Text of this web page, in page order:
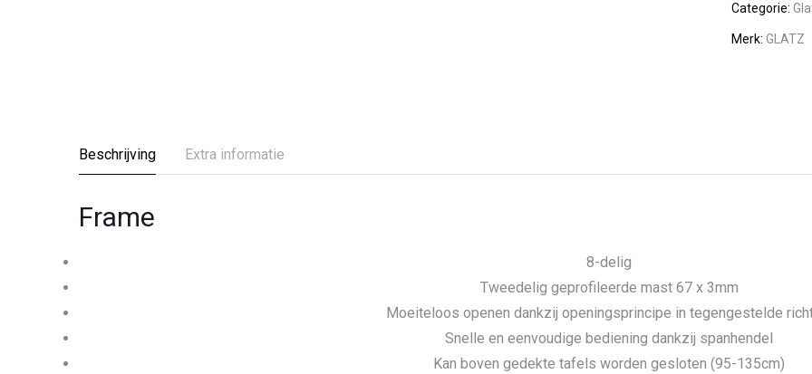
Categorie:
Merk: GLATZ
Beschrijving Extra informatie
Frame
8-delig
Tweedelig geprofileerde mast 67 x 3mm
Moeiteloos openen dankzij openingsprincipe in tegengestelde
Snelle en eenvoudige bediening dankzij spanhendel
Kan boven gedekte tafels worden gesloten (95-135cm)